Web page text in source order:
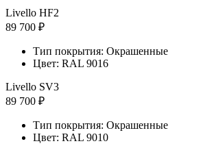
Livello HF2
89 700 ₽
Тип покрытия: Окрашенные
Цвет: RAL 9016
Livello SV3
89 700 ₽
Тип покрытия: Окрашенные
Цвет: RAL 9010